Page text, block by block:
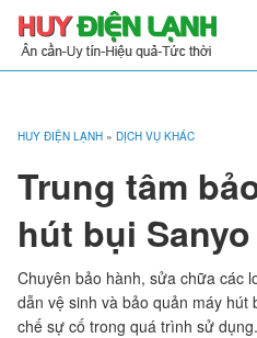
HUY ĐIỆN LẠNH » DỊCH VỤ KHÁC
Trung tâm
hút bụi
Chuyên bảo hành, sửa chữa các
dẫn vệ sinh và bảo quản máy hút
chế sự cố trong quá trình sử dụng.